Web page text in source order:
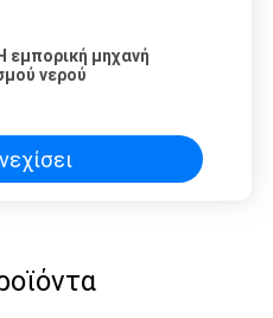
εμπορική μηχανή
νερού